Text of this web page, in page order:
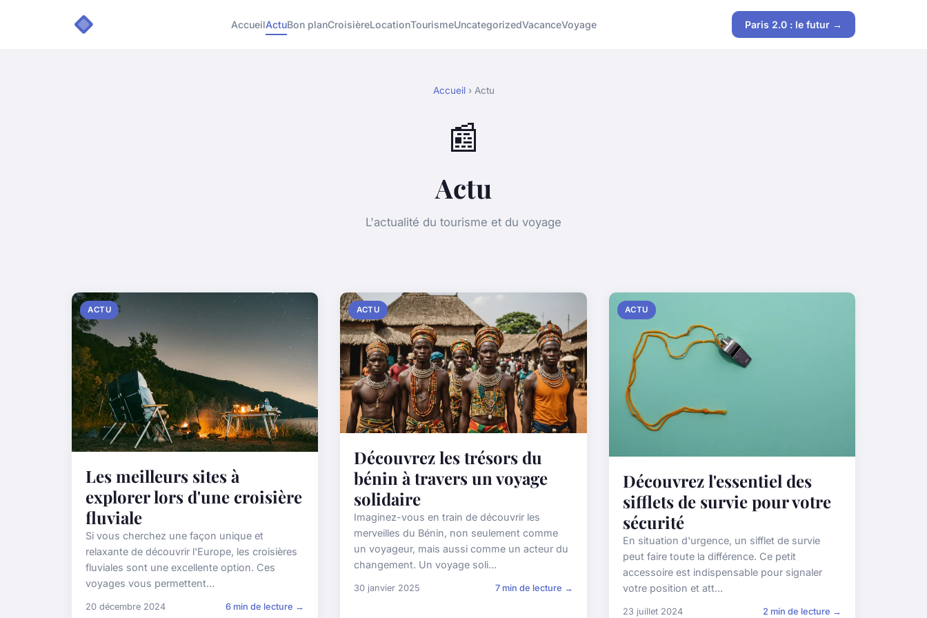
AccueilActuBon planCroisièreLocationTourismeUncategorizedVacanceVoyage Paris 2.0 : le futur →
Accueil› Actu
📰
Actu
L'actualité du tourisme et du voyage
ACTU
Les meilleurs sites à
explorer lors d'une croisière
fluviale
Si vous cherchez une façon unique et
relaxante de découvrir l'Europe, les croisières
fluviales sont une excellente option. Ces
voyages vous permettent...
20 décembre 2024 6 min de lecture →
ACTU
Découvrez les trésors du
bénin à travers un voyage
solidaire
Imaginez-vous en train de découvrir les
merveilles du Bénin, non seulement comme
un voyageur, mais aussi comme un acteur du
changement. Un voyage soli...
30 janvier 2025 7 min de lecture →
ACTU
Découvrez l'essentiel des
sifflets de survie pour votre
sécurité
En situation d'urgence, un sifflet de survie
peut faire toute la différence. Ce petit
accessoire est indispensable pour signaler
votre position et att...
23 juillet 2024 2 min de lecture →